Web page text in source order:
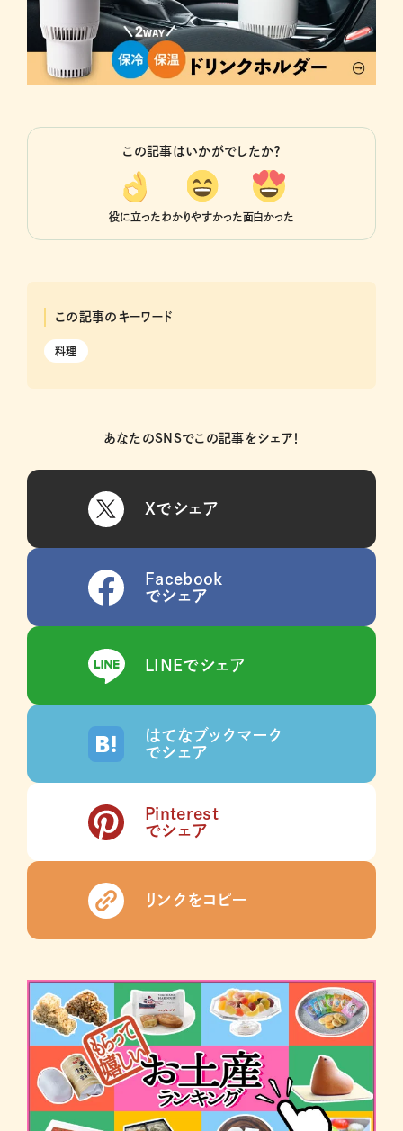
この記事はいかがでしたか？
役に立ったわかりやすかった面白かった
この記事のキーワード
料理
あなたのSNSでこの記事をシェア！
Xでシェア
Facebook
でシェア
LINEでシェア
はてなブックマーク
でシェア
Pinterest
でシェア
リンクをコピー